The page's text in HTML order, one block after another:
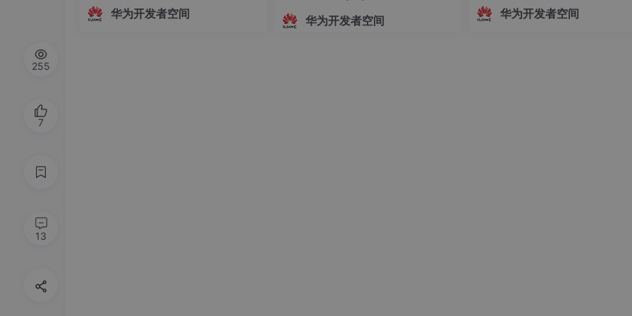
应用价值
面，主播的真实动作、姿态变化及情绪
起伏无法被实时解析与映射。这种遮挡
华为开发者空间
华为开发者空间
志着中国Agent产业正式迈入"有标可
依、有尺可量"的新阶段。OfficeAce
华为开发者空间
255
7
13